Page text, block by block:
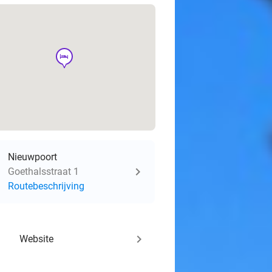
hotel
Nieuwpoort
Goethalsstraat 1
Routebeschrijving
Website keyboard_arrow_right